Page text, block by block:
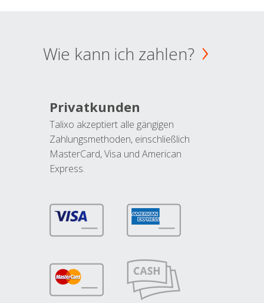
Wie kann ich zahlen?
Privatkunden
Talixo akzeptiert alle gängigen
Zahlungsmethoden, einschließlich
MasterCard, Visa und American
Express.